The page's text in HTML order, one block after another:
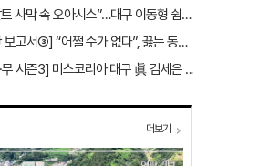
[폭염 지옥] “아스팔트 사막 속 오아시스”…대구 이동형 쉼터 버스 ‘북적’, 지하철역도 ‘바글’
[대구·경북 기후재난 보고서③] “어쩔 수가 없다”, 끓는 동해…‘절멸 위기’ 경북 수산업
[나눔 캠페인 통·나·무 시즌3] 미스코리아 대구 眞 김세은 “내가 받은 응원, 다음 사람에게”
더보기